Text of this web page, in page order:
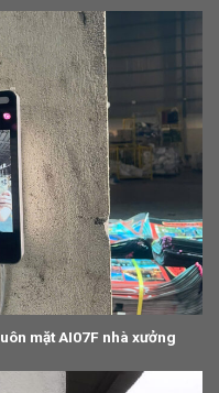
mặt AI07F nhà xưởng